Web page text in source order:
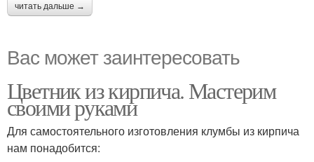
читать дальше →
Вас может заинтересовать
Цветник из кирпича. Мастерим
своими руками
Для самостоятельного изготовления клумбы из кирпича
нам понадобится: